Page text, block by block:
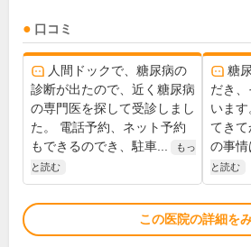
口コミ
人間ドックで、糖尿病の
診断が出たので、近く糖尿病
の専門医を探して受診しまし
た。 電話予約、ネット予約
もできるのでき、駐車...
もっ
と読む
糖
だき
いま
てき
の事情
と読む
この医院の詳細を